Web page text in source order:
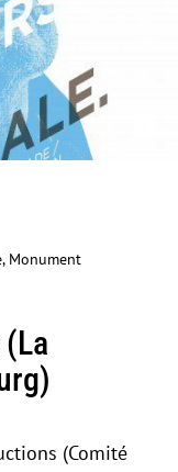
(Comité Français
Fernsehen),
(La cathédrale de
Strasbourg)
Monument
(Comité